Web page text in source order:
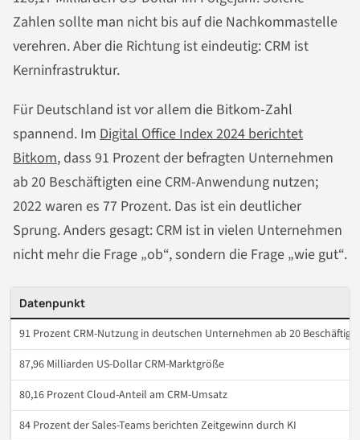
Zahlen sollte man nicht bis auf die Nachkommastelle
verehren. Aber die Richtung ist eindeutig: CRM ist
Kerninfrastruktur.
Für Deutschland ist vor allem die Bitkom-Zahl
spannend. Im Digital Office Index 2024 berichtet
Bitkom, dass 91 Prozent der befragten Unternehmen
ab 20 Beschäftigten eine CRM-Anwendung nutzen;
2022 waren es 77 Prozent. Das ist ein deutlicher
Sprung. Anders gesagt: CRM ist in vielen Unternehmen
nicht mehr die Frage „ob“, sondern die Frage „wie gut“.
Datenpunkt
91 Prozent CRM-Nutzung in deutschen Unternehmen ab 20
87,96 Milliarden US-Dollar CRM-Marktgröße
80,16 Prozent Cloud-Anteil am CRM-Umsatz
84 Prozent der Sales-Teams berichten Zeitgewinn durch KI